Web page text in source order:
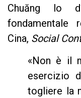
Chuăng lo
fondamentale
Cina, Social
«Non è il
esercizio
togliere la